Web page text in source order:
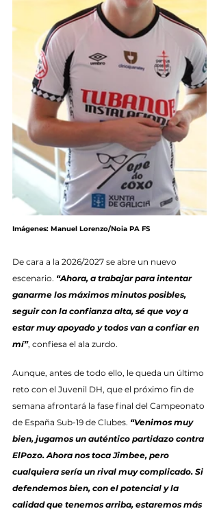
Imágenes: Manuel Lorenzo/Noia PA FS
De cara a la 2026/2027 se abre un nuevo
escenario. “Ahora, a trabajar para intentar
ganarme los máximos minutos posibles,
seguir con la confianza alta, sé que voy a
estar muy apoyado y todos van a confiar en
mí”, confiesa el ala zurdo.
Aunque, antes de todo ello, le queda un último
reto con el Juvenil DH, que el próximo fin de
semana afrontará la fase final del Campeonato
de España Sub-19 de Clubes. “Venimos muy
bien, jugamos un auténtico partidazo contra
ElPozo. Ahora nos toca Jimbee, pero
cualquiera sería un rival muy complicado. Si
defendemos bien, con el potencial y la
calidad que tenemos arriba, estaremos más